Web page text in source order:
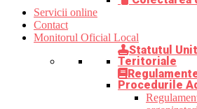
Servicii online
Contact
Monitorul Oficial Local
Statutul
Teritoriale
Procedurile